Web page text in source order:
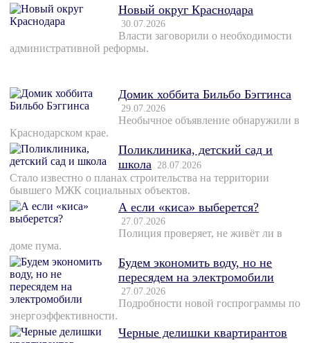
Новый округ Краснодара
30.07.2026
Власти заговорили о необходимости
административной реформы.
Домик хоббита Бильбо Бэггинса
29.07.2026
Необычное объявление обнаружили в
Краснодарском крае.
Поликлиника, детский сад и
школа 28.07.2026
Стало известно о планах строительства на территории
бывшего МЖК социальных объектов.
А если «киса» выберется?
27.07.2026
Полиция проверяет, не живёт ли в
доме пума.
Будем экономить воду, но не
пересядем на электромобили
27.07.2026
Подробности новой госпрограммы по
энергоэффективности.
Черные делишки квартирантов